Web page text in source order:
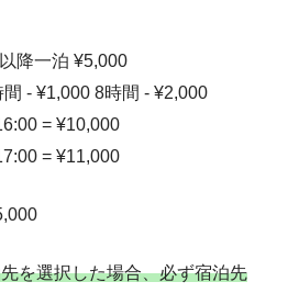
降一泊 ¥5,000
- ¥1,000 8時間 - ¥2,000
= ¥10,000
= ¥11,000
を選択した場合、必ず宿泊先